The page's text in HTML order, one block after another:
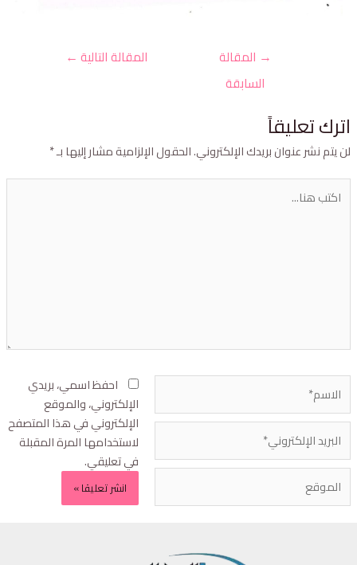
→المقالة
السابقة
المقالة التالية←
تعليقاً
يتم نشر عنوان بريدك الإلكتروني.الحقول الإلزامية مشار إليها بـ*
احفظ اسمي، بريدي
الإلكتروني، والموقع
الإلكتروني في هذا المتصفح
لاستخدامها المرة المقبلة
في تعليقي.